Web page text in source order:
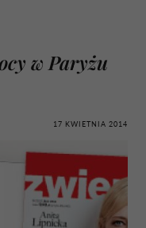
w Paryżu
17 KWIETNIA 2014